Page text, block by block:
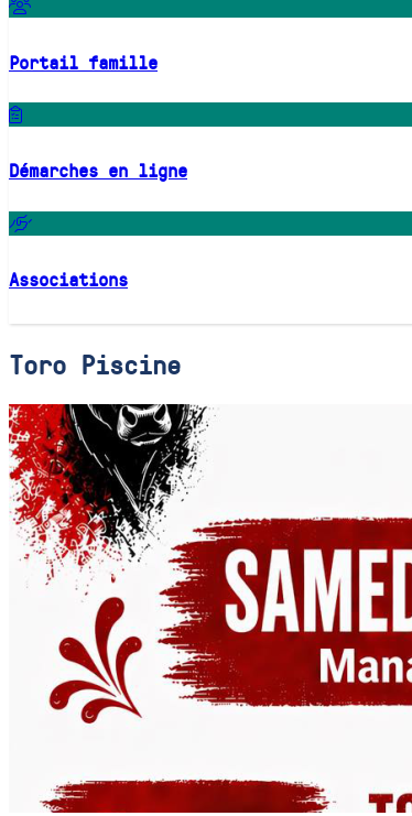
Portail famille
Démarches en ligne
Associations
Toro Piscine